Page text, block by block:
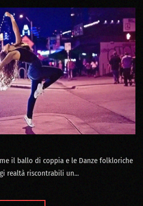
il ballo di coppia e le Danze folkloriche
realtà riscontrabili un...